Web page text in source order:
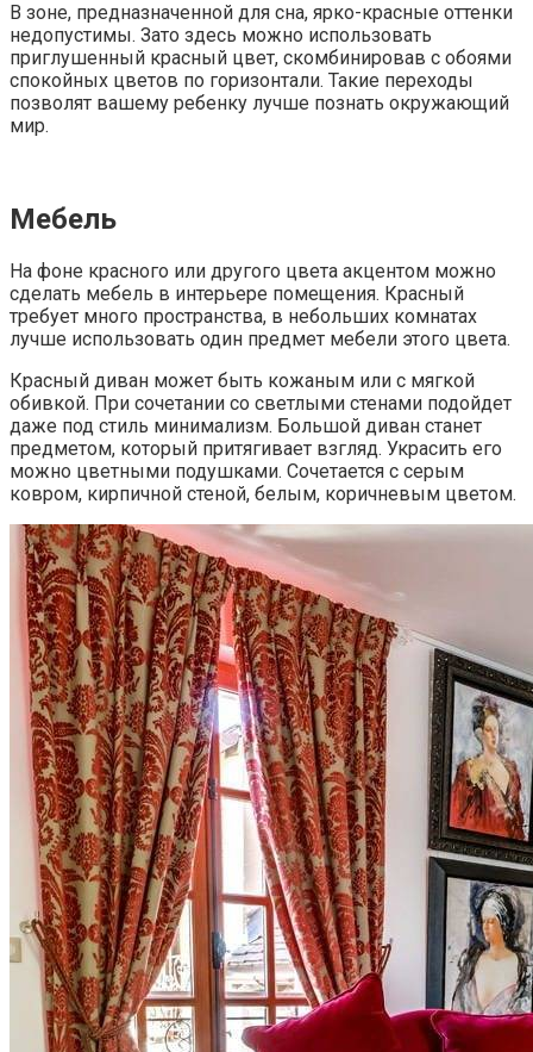
В зоне, предназначенной для сна, ярко-красные оттенки
недопустимы. Зато здесь можно использовать
приглушенный красный цвет, скомбинировав с обоями
спокойных цветов по горизонтали. Такие переходы
позволят вашему ребенку лучше познать окружающий
мир.
Мебель
На фоне красного или другого цвета акцентом можно
сделать мебель в интерьере помещения. Красный
требует много пространства, в небольших комнатах
лучше использовать один предмет мебели этого цвета.
Красный диван может быть кожаным или с мягкой
обивкой. При сочетании со светлыми стенами подойдет
даже под стиль минимализм. Большой диван станет
предметом, который притягивает взгляд. Украсить его
можно цветными подушками. Сочетается с серым
ковром, кирпичной стеной, белым, коричневым цветом.